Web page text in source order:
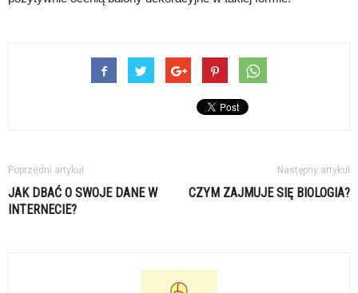
Poprzedni artykuł
JAK DBAĆ O SWOJE DANE W
INTERNECIE?
Następny artykuł
CZYM ZAJMUJE SIĘ BIOLOGIA?